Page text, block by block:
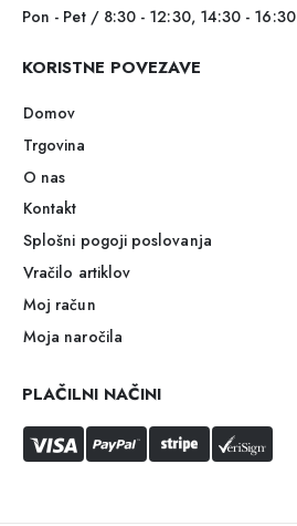
Pon - Pet / 8:30 - 12:30, 14:30 - 16:30
KORISTNE POVEZAVE
Domov
Trgovina
O nas
Kontakt
Splošni pogoji poslovanja
Vračilo artiklov
Moj račun
Moja naročila
PLAČILNI NAČINI